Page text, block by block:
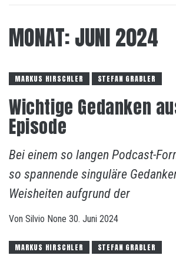
MONAT:JUNI 2024
MARKUS HIRSCHLER STEFAN GRABLER
Wichtige Gedanken
Episode
Bei einem so langen Podcast-
so spannende singuläre
Weisheiten aufgrund der
Von Silvio None 30. Juni 2024
MARKUS HIRSCHLER STEFAN GRABLER